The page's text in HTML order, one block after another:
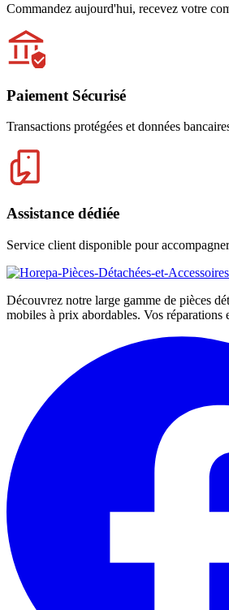
Commandez aujourd'hui, recevez votre
Paiement Sécurisé
Transactions protégées et données
Assistance dédiée
Service client disponible pour
Découvrez notre large gamme de pièces
mobiles à prix abordables. Vos réparations